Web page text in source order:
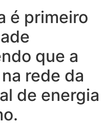
é primeiro
que a
rede da
de energia